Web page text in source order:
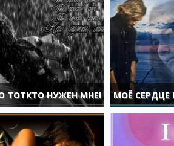
ТОТКТО НУЖЕН МНЕ!